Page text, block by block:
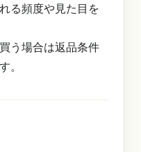
る頻度や見た目を
う場合は返品条件
。